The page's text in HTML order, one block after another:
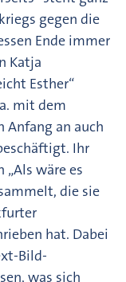
gegen die
Ende immer
Katja
Esther“
mit dem
Anfang an auch
Ihr
wäre es
die sie
hat. Dabei
Bild-
was sich